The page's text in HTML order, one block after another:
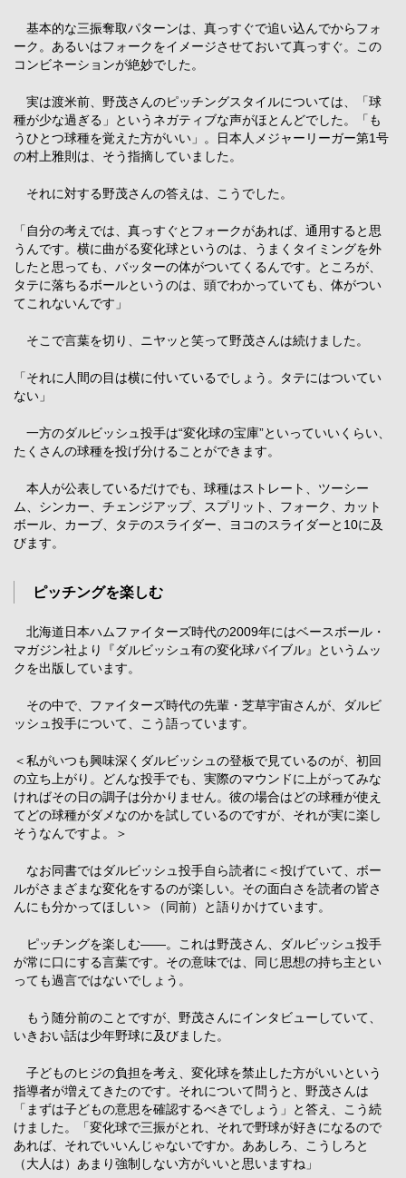
基本的な三振奪取パターンは、真っすぐで追い込んでからフォ
ーク。あるいはフォークをイメージさせておいて真っすぐ。この
コンビネーションが絶妙でした。
実は渡米前、野茂さんのピッチングスタイルについては、「球
種が少な過ぎる」というネガティブな声がほとんどでした。「も
うひとつ球種を覚えた方がいい」。日本人メジャーリーガー第1号
の村上雅則は、そう指摘していました。
それに対する野茂さんの答えは、こうでした。
「自分の考えでは、真っすぐとフォークがあれば、通用すると思
うんです。横に曲がる変化球というのは、うまくタイミングを外
したと思っても、バッターの体がついてくるんです。ところが、
タテに落ちるボールというのは、頭でわかっていても、体がつい
てこれないんです」
そこで言葉を切り、ニヤッと笑って野茂さんは続けました。
「それに人間の目は横に付いているでしょう。タテにはついてい
ない」
一方のダルビッシュ投手は“変化球の宝庫”といっていいくらい、
たくさんの球種を投げ分けることができます。
本人が公表しているだけでも、球種はストレート、ツーシー
ム、シンカー、チェンジアップ、スプリット、フォーク、カット
ボール、カーブ、タテのスライダー、ヨコのスライダーと10に及
びます。
ピッチングを楽しむ
北海道日本ハムファイターズ時代の2009年にはベースボール・
マガジン社より『ダルビッシュ有の変化球バイブル』というムッ
クを出版しています。
その中で、ファイターズ時代の先輩・芝草宇宙さんが、ダルビ
ッシュ投手について、こう語っています。
＜私がいつも興味深くダルビッシュの登板で見ているのが、初回
の立ち上がり。どんな投手でも、実際のマウンドに上がってみな
ければその日の調子は分かりません。彼の場合はどの球種が使え
てどの球種がダメなのかを試しているのですが、それが実に楽し
そうなんですよ。＞
なお同書ではダルビッシュ投手自ら読者に＜投げていて、ボー
ルがさまざまな変化をするのが楽しい。その面白さを読者の皆さ
んにも分かってほしい＞（同前）と語りかけています。
ピッチングを楽しむ――。これは野茂さん、ダルビッシュ投手
が常に口にする言葉です。その意味では、同じ思想の持ち主とい
っても過言ではないでしょう。
もう随分前のことですが、野茂さんにインタビューしていて、
いきおい話は少年野球に及びました。
子どものヒジの負担を考え、変化球を禁止した方がいいという
指導者が増えてきたのです。それについて問うと、野茂さんは
「まずは子どもの意思を確認するべきでしょう」と答え、こう続
けました。「変化球で三振がとれ、それで野球が好きになるので
あれば、それでいいんじゃないですか。ああしろ、こうしろと
（大人は）あまり強制しない方がいいと思いますね」